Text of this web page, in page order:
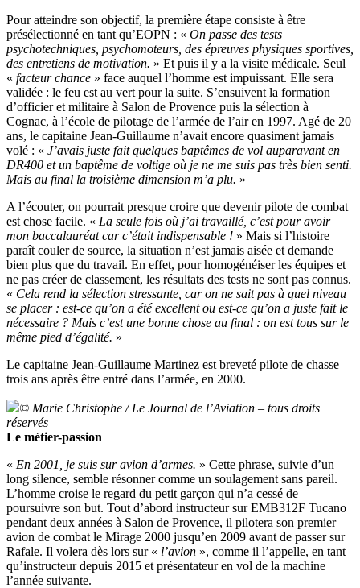
Pour atteindre son objectif, la première étape consiste à être
présélectionné en tant qu’EOPN : « On passe des tests
psychotechniques, psychomoteurs, des épreuves physiques sportives,
des entretiens de motivation. » Et puis il y a la visite médicale. Seul
« facteur chance » face auquel l’homme est impuissant. Elle sera
validée : le feu est au vert pour la suite. S’ensuivent la formation
d’officier et militaire à Salon de Provence puis la sélection à
Cognac, à l’école de pilotage de l’armée de l’air en 1997. Agé de 20
ans, le capitaine Jean-Guillaume n’avait encore quasiment jamais
volé : « J’avais juste fait quelques baptêmes de vol auparavant en
DR400 et un baptême de voltige où je ne me suis pas très bien senti.
Mais au final la troisième dimension m’a plu. »
A l’écouter, on pourrait presque croire que devenir pilote de combat
est chose facile. « La seule fois où j’ai travaillé, c’est pour avoir
mon baccalauréat car c’était indispensable ! » Mais si l’histoire
paraît couler de source, la situation n’est jamais aisée et demande
bien plus que du travail. En effet, pour homogénéiser les équipes et
ne pas créer de classement, les résultats des tests ne sont pas connus.
« Cela rend la sélection stressante, car on ne sait pas à quel niveau
se placer : est-ce qu’on a été excellent ou est-ce qu’on a juste fait le
nécessaire ? Mais c’est une bonne chose au final : on est tous sur le
même pied d’égalité. »
Le capitaine Jean-Guillaume Martinez est breveté pilote de chasse
trois ans après être entré dans l’armée, en 2000.
© Marie Christophe / Le Journal de l’Aviation – tous droits
réservés
Le métier-passion
« En 2001, je suis sur avion d’armes. » Cette phrase, suivie d’un
long silence, semble résonner comme un soulagement sans pareil.
L’homme croise le regard du petit garçon qui n’a cessé de
poursuivre son but. Tout d’abord instructeur sur EMB312F Tucano
pendant deux années à Salon de Provence, il pilotera son premier
avion de combat le Mirage 2000 jusqu’en 2009 avant de passer sur
Rafale. Il volera dès lors sur « l’avion », comme il l’appelle, en tant
qu’instructeur depuis 2015 et présentateur en vol de la machine
l’année suivante.